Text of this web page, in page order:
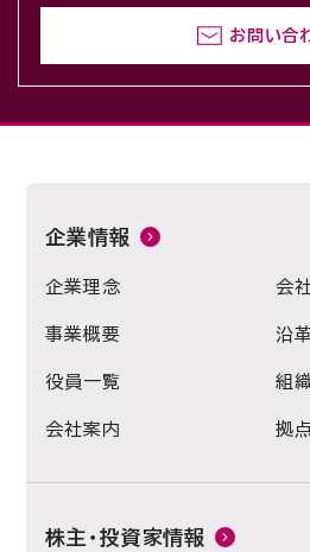
お問い合
企業情報
企業理念 会
事業概要 沿革
役員一覧 組
会社案内 拠
株主・投資家情報